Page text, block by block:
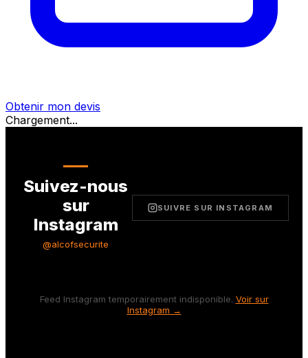
Obtenir mon devis
Chargement...
Suivez-nous
sur
Instagram
@alcofsecurite
SUIVRE SUR INSTAGRAM
Feed Instagram temporairement indisponible. Voir sur
Instagram →